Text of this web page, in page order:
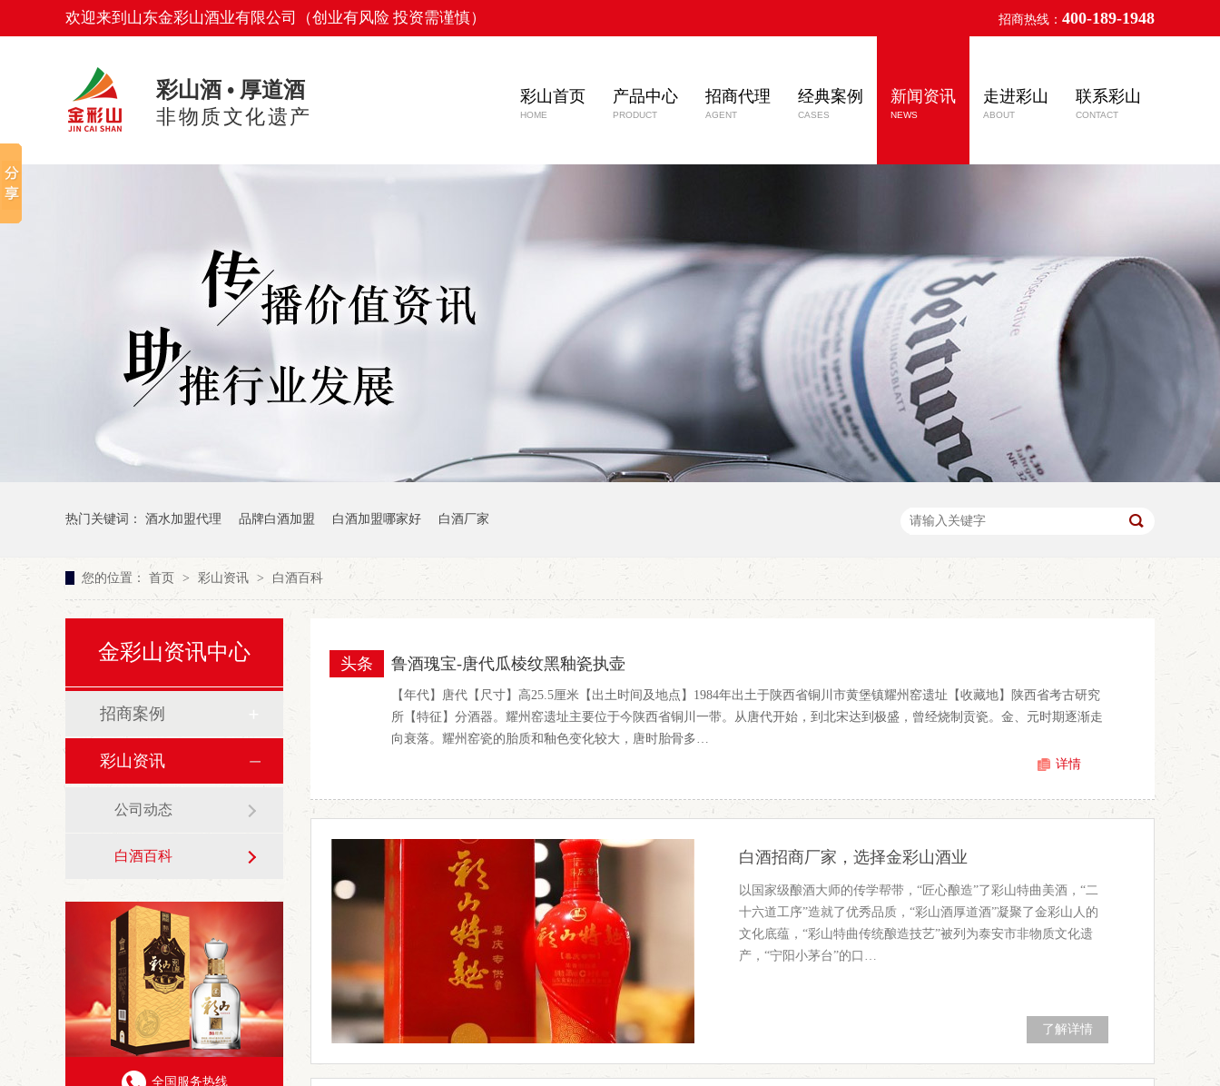
欢迎来到山东金彩山酒业有限公司（创业有风险 投资需谨慎） 招商热线： 400-189-1948
彩山酒 • 厚道酒
非物质文化遗产
彩山首页
HOME
产品中心
PRODUCT
招商代理
AGENT
经典案例
CASES
新闻资讯
NEWS
走进彩山
ABOUT
联系彩山
CONTACT
热门关键词： 酒水加盟代理 品牌白酒加盟 白酒加盟哪家好 白酒厂家
您的位置： 首页 > 彩山资讯 > 白酒百科
金彩山资讯中心
招商案例
彩山资讯
公司动态
白酒百科
全国服务热线
鲁酒瑰宝-唐代瓜棱纹黑釉瓷执壶
头条
【年代】唐代【尺寸】高25.5厘米【出土时间及地点】1984年出土于陕西省铜川市黄堡镇耀州窑遗址【收藏地】陕西省考古研究
所【特征】分酒器。耀州窑遗址主要位于今陕西省铜川一带。从唐代开始，到北宋达到极盛，曾经烧制贡瓷。金、元时期逐渐走
向衰落。耀州窑瓷的胎质和釉色变化较大，唐时胎骨多…
详情
白酒招商厂家，选择金彩山酒业
以国家级酿酒大师的传学帮带，“匠心酿造”了彩山特曲美酒，“二
十六道工序”造就了优秀品质，“彩山酒厚道酒”凝聚了金彩山人的
文化底蕴，“彩山特曲传统酿造技艺”被列为泰安市非物质文化遗
产，“宁阳小茅台”的口…
了解详情